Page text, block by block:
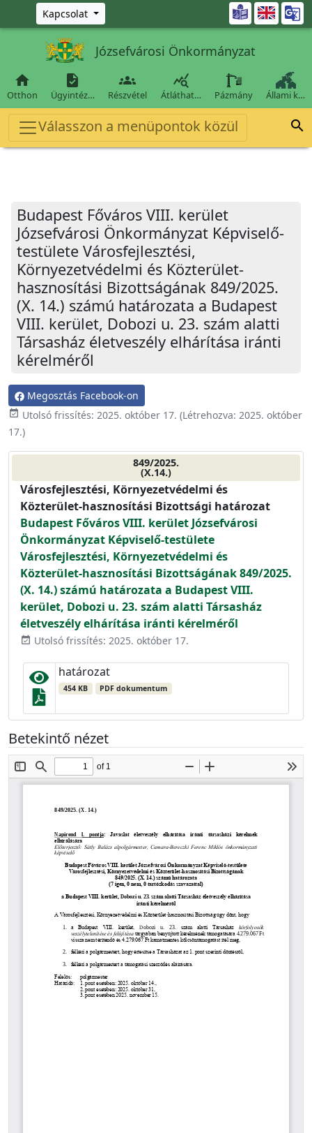
Ugrás a fő tartalomra
Kapcsolat 
Józsefvárosi Önkormányzat

Otthon

Ügyintéz…

Részvétel

Átláthat… Pázmány Állami k…
Válasszon a menüpontok közül 
Budapest Főváros VIII. kerület
Józsefvárosi Önkormányzat Képviselő-
testülete Városfejlesztési,
Környezetvédelmi és Közterület-
hasznosítási Bizottságának 849/2025.
(X. 14.) számú határozata a Budapest
VIII. kerület, Dobozi u. 23. szám alatti
Társasház életveszély elhárítása iránti
kérelméről
Megosztás Facebook-on
event_available Utolsó frissítés: 2025. október 17. (Létrehozva: 2025. október
17.)
849/2025.
(X.14.)
Városfejlesztési, Környezetvédelmi és
Közterület-hasznosítási Bizottsági határozat
Budapest Főváros VIII. kerület Józsefvárosi
Önkormányzat Képviselő-testülete
Városfejlesztési, Környezetvédelmi és
Közterület-hasznosítási Bizottságának 849/2025.
(X. 14.) számú határozata a Budapest VIII.
kerület, Dobozi u. 23. szám alatti Társasház
életveszély elhárítása iránti kérelméről
event_available Utolsó frissítés: 2025. október 17.
határozat
454 KB PDF dokumentum
Betekintő nézet